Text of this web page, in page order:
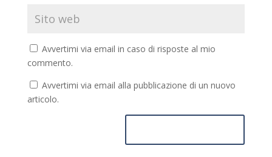
Avvertimi via email in caso di risposte al mio
commento.
Avvertimi via email alla pubblicazione di un nuovo
articolo.